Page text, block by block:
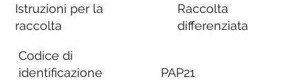
Istruzioni per la
raccolta
Codice di
identificazione
Raccolta
differenziata
PAP21